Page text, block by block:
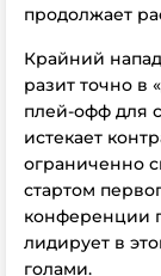
продолжает
Крайний
разит точно в
плей-офф для
истекает
ограниченно
стартом
конференции
лидирует в
голами.